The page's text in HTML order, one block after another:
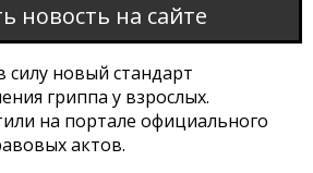
новость на сайте
силу новый стандарт
гриппа у взрослых.
на портале официального
актов.